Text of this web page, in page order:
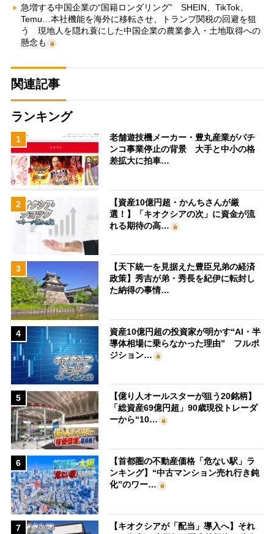
急増する中国企業の“国籍ロンダリング” SHEIN、TikTok、
Temu…本社機能を海外に移転させ、トランプ関税の回避を狙
う 現地人を隠れ蓑にした中国企業の農業参入・土地取得への
懸念も
関連記事
ランキング
1
老舗遊技機メーカー・豊丸産業がパチ
ンコ事業停止の背景 大手と中小の格
差拡大に拍車…
2
【資産10億円超・かんちさんが厳
選！】「キオクシアの次」に資金が流
れる期待の高…
3
【天下統一を見据えた豊臣兄弟の経済
政策】秀吉が弟・秀長を紀伊に転封し
た納得の事情…
4
資産10億円超の投資家が明かす“AI・半
導体相場に乗らなかった理由” フルポ
ジション…
5
【億り人オールスターが狙う20銘柄】
「総資産69億円超」90歳現役トレーダ
ーから“10…
6
【首都圏の不動産価格「危ない駅」ラ
ンキング】“中古マンション売れ行き鈍
化”のワー…
7
【キオクシアが「配当」導入へ】それ